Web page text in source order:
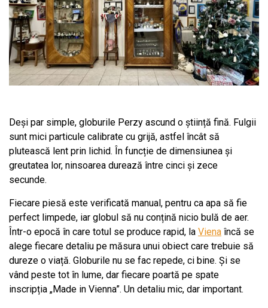
Deși par simple, globurile Perzy ascund o știință fină. Fulgii
sunt mici particule calibrate cu grijă, astfel încât să
plutească lent prin lichid. În funcție de dimensiunea și
greutatea lor, ninsoarea durează între cinci și zece
secunde.
Fiecare piesă este verificată manual, pentru ca apa să fie
perfect limpede, iar globul să nu conțină nicio bulă de aer.
Într-o epocă în care totul se produce rapid, la Viena încă se
alege fiecare detaliu pe măsura unui obiect care trebuie să
dureze o viață. Globurile nu se fac repede, ci bine. Și se
vând peste tot în lume, dar fiecare poartă pe spate
inscripția „Made in Vienna”. Un detaliu mic, dar important.